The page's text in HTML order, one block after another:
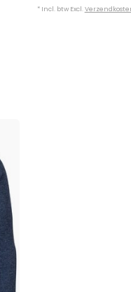
* Incl. btw Excl.